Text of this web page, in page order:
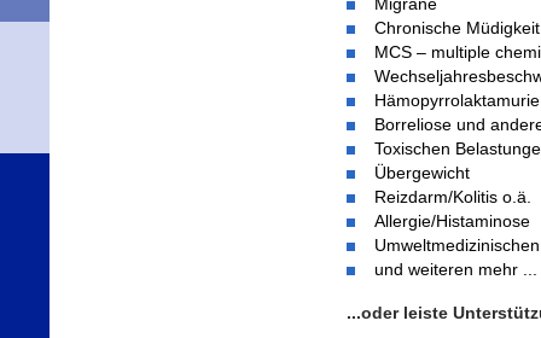
Migräne
Chronische
MCS – multiple
Borreliose und
Toxischen
Übergewicht
Reizdarm/Kolitis o.ä.
Allergie/Histaminose
und weiteren mehr ...
...oder leiste